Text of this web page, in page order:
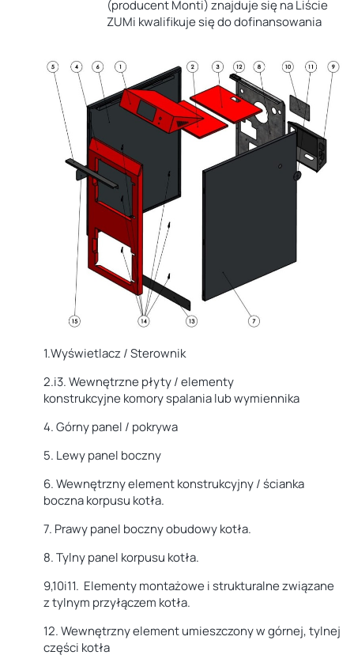
(producent Monti) znajduje się naLiście
ZUMi kwalifikuje się dodofinansowania
1.Wyświetlacz / Sterownik
2.i3.Wewnętrznepłyty / elementy
konstrukcyjnekomory spalania lub wymiennika
4.Górny panel / pokrywa
5. Lewy panel boczny
6.Wewnętrzny element konstrukcyjny / ścianka
bocznakorpusu kotła.
7. Prawy panel bocznyobudowy kotła.
8.Tylny panel korpusu kotła.
9,10i11. Elementy montażowe i strukturalne związane
ztylnym przyłączem kotła.
12.Wewnętrzny elementumieszczony w górnej, tylnej
części kotła